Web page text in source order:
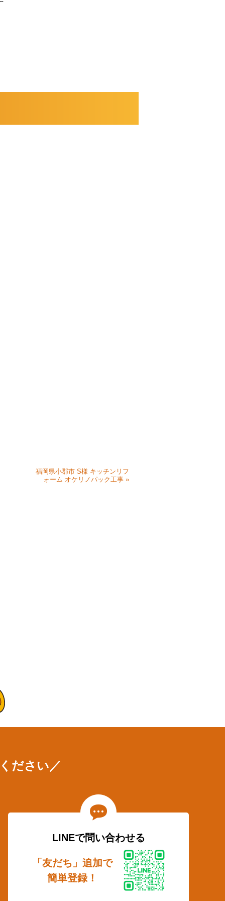
福岡県小郡市 S様 キッチンリフ
ォーム オケリノパック工事 »
ださい／
LINEで問い合わせる
「友だち」追加で
簡単登録！